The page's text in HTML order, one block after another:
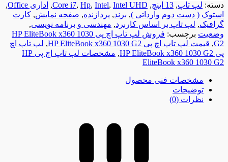
دسته: لپ تاپ, 13 اینچ ,
Core i7, Hp, Intel, Intel UHD
, اداری Office
,
استوک ( دست دوم وارداتی ), برند, پردازنده, صفحه نمایش, کارت
گرافیک, لپ تاپ بر اساس کاربرد, مهندسی و برنامه نویسی,
وضعیت برچسب:
فروش لپ تاپ اچ پی HP EliteBook x360 1030
G2
, قیمت لپ تاپ اچ پی HP EliteBook x360 1030 G2 , لپ تاپ اچ
پی HP EliteBook x360 1030 G2
,
مشخصات لپ تاپ اچ پی HP
EliteBook x360 1030 G2
مشخصات فنی محصول
توضیحات
نظرات (0)